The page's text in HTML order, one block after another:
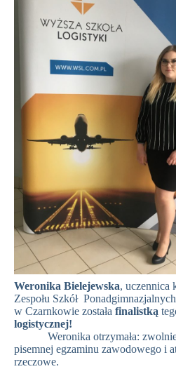
Weronika Bielejewska, uczennica
Zespołu Szkół
w Czarnkowie została finalistką
logistycznej!
Weronika otrzymała:
pisemnej egzaminu zawodowego i
rzeczowe.